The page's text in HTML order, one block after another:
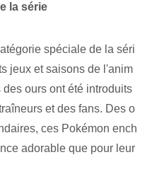
la série
spéciale de la séri
jeux et saisons de l'anim
ours ont été introduits
et des fans. Des o
ces Pokémon ench
adorable que pour leur